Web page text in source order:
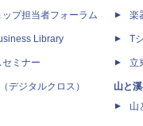
ップ担当者フォーラム
Library
ミナー
デジタルクロス）
楽
T
立
山と
山